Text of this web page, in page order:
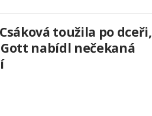
toužila po dceři,
nabídl nečekaná